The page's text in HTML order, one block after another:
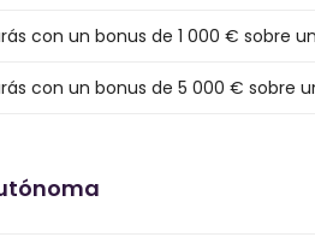
con un bonus de 1 000 € sobre
con un bonus de 5 000 € sobre